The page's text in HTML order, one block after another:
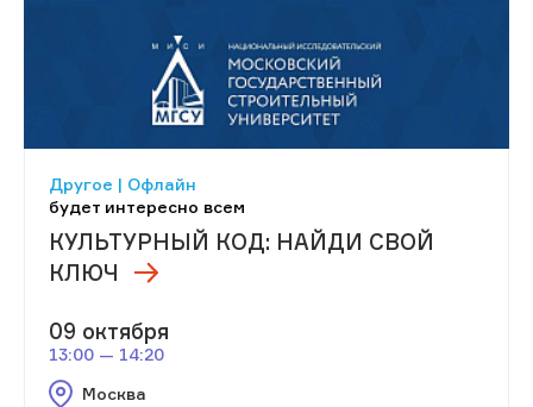
Другое | Офлайн
будет интересно всем
КУЛЬТУРНЫЙ КОД: НАЙДИ СВОЙ
КЛЮЧ
09 октября
13:00 — 14:20
Москва